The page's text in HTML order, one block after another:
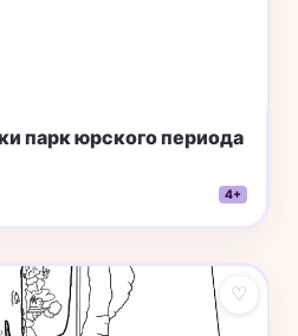
парк юрского периода
4+
♡